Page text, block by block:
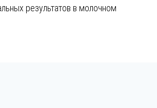
результатов в молочном